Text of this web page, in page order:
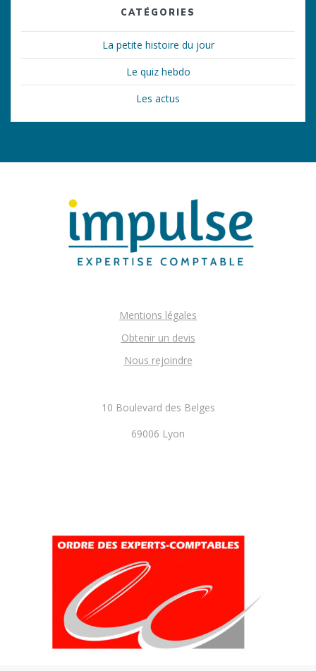
CATÉGORIES
La petite histoire du jour
Le quiz hebdo
Les actus
Mentions légales
Obtenir un devis
Nous rejoindre
10 Boulevard des Belges
69006 Lyon